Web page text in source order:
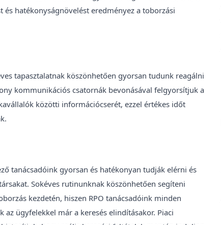
hatékonyságnövelést eredményez a toborzási
tapasztalatnak köszönhetően gyorsan tudunk reagálni
kommunikációs csatornák bevonásával felgyorsítjuk a
közötti információcserét, ezzel értékes időt
tanácsadóink gyorsan és hatékonyan tudják elérni és
Sokéves rutinunknak köszönhetően segíteni
kezdetén, hiszen RPO tanácsadóink minden
az ügyfelekkel már a keresés elindításakor. Piaci